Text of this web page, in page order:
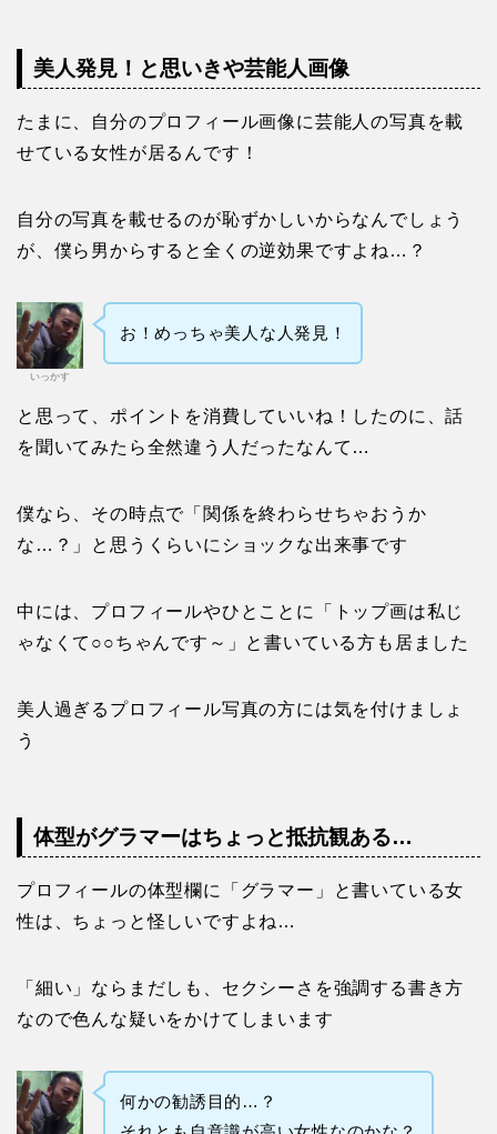
美人発見！と思いきや芸能人画像
たまに、自分のプロフィール画像に芸能人の写真を載
せている女性が居るんです！
自分の写真を載せるのが恥ずかしいからなんでしょう
が、僕ら男からすると全くの逆効果ですよね…？
いっかす
お！めっちゃ美人な人発見！
と思って、ポイントを消費していいね！したのに、話
を聞いてみたら全然違う人だったなんて…
僕なら、その時点で「関係を終わらせちゃおうか
な…？」と思うくらいにショックな出来事です
中には、プロフィールやひとことに「トップ画は私じ
ゃなくて○○ちゃんです～」と書いている方も居ました
美人過ぎるプロフィール写真の方には気を付けましょ
う
体型がグラマーはちょっと抵抗観ある…
プロフィールの体型欄に「グラマー」と書いている女
性は、ちょっと怪しいですよね…
「細い」ならまだしも、セクシーさを強調する書き方
なので色んな疑いをかけてしまいます
何かの勧誘目的…？